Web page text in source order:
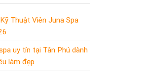
Thuật Viên Juna Spa
uy tín tại Tân Phú dành
làm đẹp